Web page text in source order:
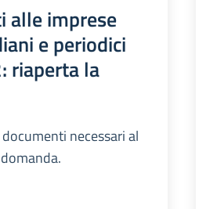
alle imprese
e periodici
riaperta la
necessari al